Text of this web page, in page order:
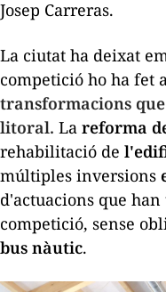
Josep Carreras.
La ciutat ha deixat
competició ho ha fet
transformacions
litoral. La reforma
rehabilitació de
múltiples inversions
d'actuacions que
competició, sense
bus nàutic.